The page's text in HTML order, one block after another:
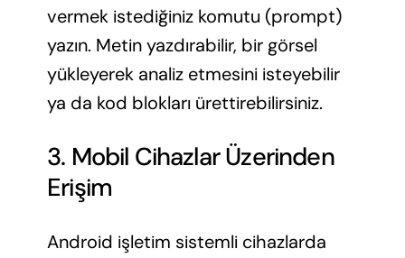
vermek istediğiniz komutu (prompt)
yazın. Metin yazdırabilir, bir görsel
yükleyerek analiz etmesini isteyebilir
ya da kod blokları ürettirebilirsiniz.
3. Mobil Cihazlar Üzerinden
Erişim
Android işletim sistemli cihazlarda